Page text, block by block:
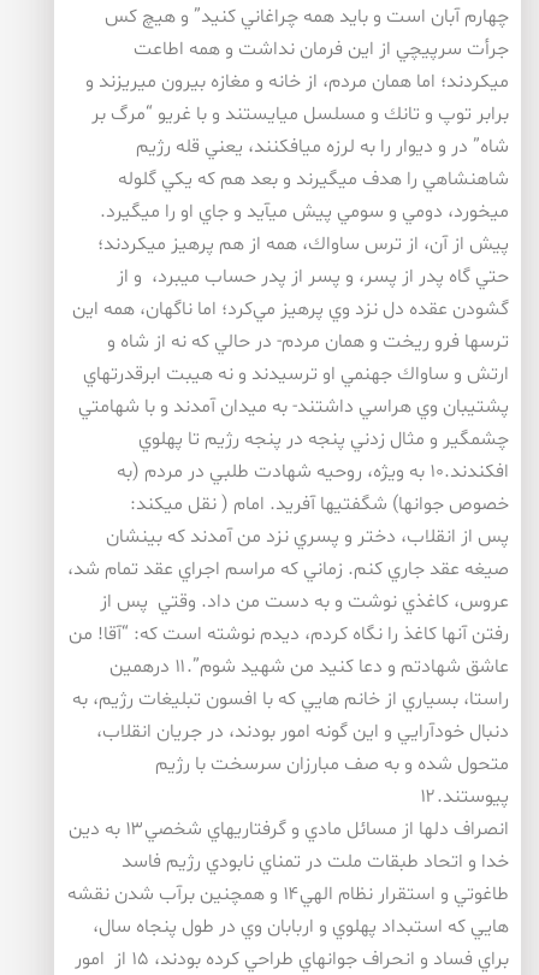
چهارم آبان است و بايد همه چراغاني كنيد” و هيچ كس
جرأت سرپيچي از اين فرمان نداشت و همه اطاعت
ميكردند؛ اما همان مردم، از خانه و مغازه بيرون ميريزند و
برابر توپ و تانك و مسلسل ميايستند و با غريو “مرگ بر
شاه” در و ديوار را به لرزه ميافكنند، يعني قله رژيم
شاهنشاهي را هدف ميگيرند و بعد هم كه يكي گلوله
ميخورد، دومي و سومي پيش ميآيد و جاي او را ميگيرد.
پيش از آن، از ترس ساواك، همه از هم پرهيز ميكردند؛
حتي گاه پدر از پسر، و پسر از پدر حساب ميبرد، و از
گشودن عقده دل نزد وي پرهيز مي‌كرد؛ اما ناگهان، همه اين
ترسها فرو ريخت و همان مردم- در حالي كه نه از شاه و
ارتش و ساواك جهنمي او ترسيدند و نه هيبت ابرقدرتهاي
پشتيبان وي هراسي داشتند- به ميدان آمدند و با شهامتي
چشمگير و مثال زدني پنجه در پنجه رژيم تا پهلوي
افكندند.۱۰ به ويژه، روحيه شهادت طلبي در مردم (به
خصوص جوانها) شگفتيها آفريد. امام ( نقل ميكند:
پس از انقلاب، دختر و پسري نزد من آمدند كه بينشان
صيغه عقد جاري كنم. زماني كه مراسم اجراي عقد تمام شد،
عروس، كاغذي نوشت و به دست من داد. وقتي پس از
رفتن آنها كاغذ را نگاه كردم، ديدم نوشته است كه: “آقا! من
عاشق شهادتم و دعا كنيد من شهيد شوم”.۱۱ درهمين
راستا، بسياري از خانم هايي كه با افسون تبليغات رژيم، به
دنبال خودآرايي و اين گونه امور بودند، در جريان انقلاب،
متحول شده و به صف مبارزان سرسخت با رژيم
پيوستند.۱۲
انصراف دلها از مسائل مادي و گرفتاريهاي شخصي۱۳ به دين
خدا و اتحاد طبقات ملت در تمناي نابودي رژيم فاسد
طاغوتي و استقرار نظام الهي۱۴ و همچنين برآب شدن نقشه
هايي كه استبداد پهلوي و اربابان وي در طول پنجاه سال،
براي فساد و انحراف جوانهاي طراحي كرده بودند، ۱۵ از امور